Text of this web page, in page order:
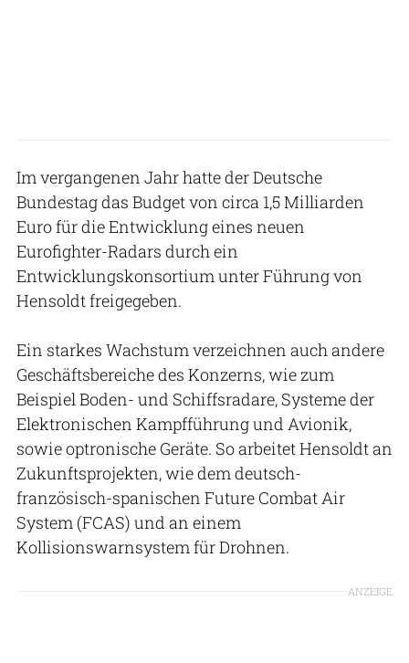
Im vergangenen Jahr hatte der Deutsche
Bundestag das Budget von circa 1,5 Milliarden
Euro für die Entwicklung eines neuen
Eurofighter-Radars durch ein
Entwicklungskonsortium unter Führung von
Hensoldt freigegeben.
Ein starkes Wachstum verzeichnen auch andere
Geschäftsbereiche des Konzerns, wie zum
Beispiel Boden- und Schiffsradare, Systeme der
Elektronischen Kampfführung und Avionik,
sowie optronische Geräte. So arbeitet Hensoldt an
Zukunftsprojekten, wie dem deutsch-
französisch-spanischen Future Combat Air
System (FCAS) und an einem
Kollisionswarnsystem für Drohnen.
ANZEIGE